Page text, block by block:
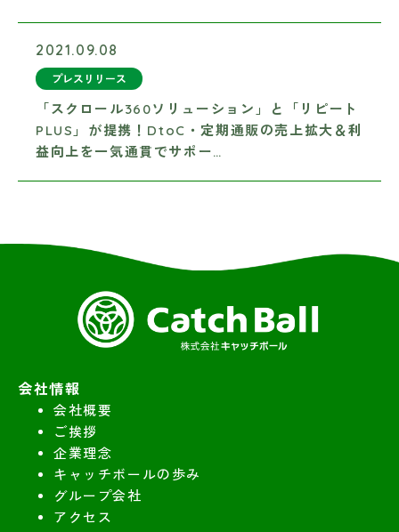
2021.09.08
プレスリリース
「スクロール360ソリューション」と「リピート
PLUS」が提携！DtoC・定期通販の売上拡大＆利
益向上を一気通貫でサポー…
会社情報
会社概要
ご挨拶
企業理念
キャッチボールの歩み
グループ会社
アクセス